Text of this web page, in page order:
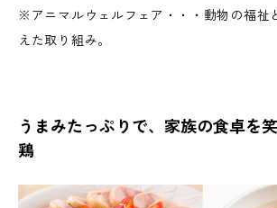
※アニマルウェルフェア・・・動物の福祉
えた取り組み。
うまみたっぷりで、家族の食卓を
鶏